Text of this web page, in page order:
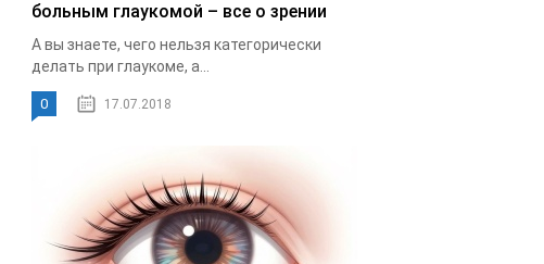
больным глаукомой – все о зрении
А вы знаете, чего нельзя категорически
делать при глаукоме, а...
0 17.07.2018